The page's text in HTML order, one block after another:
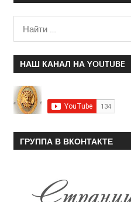
НАШ КАНАЛ НА YOUTUBE
ГРУППА В ВКОНТАКТЕ